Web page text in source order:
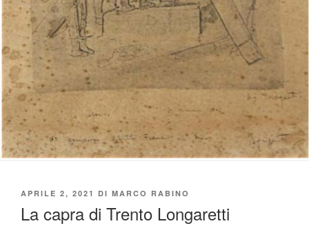
PUBBLICATO
APRILE 2, 2021 DI MARCO RABINO
La capra di Trento Longaretti